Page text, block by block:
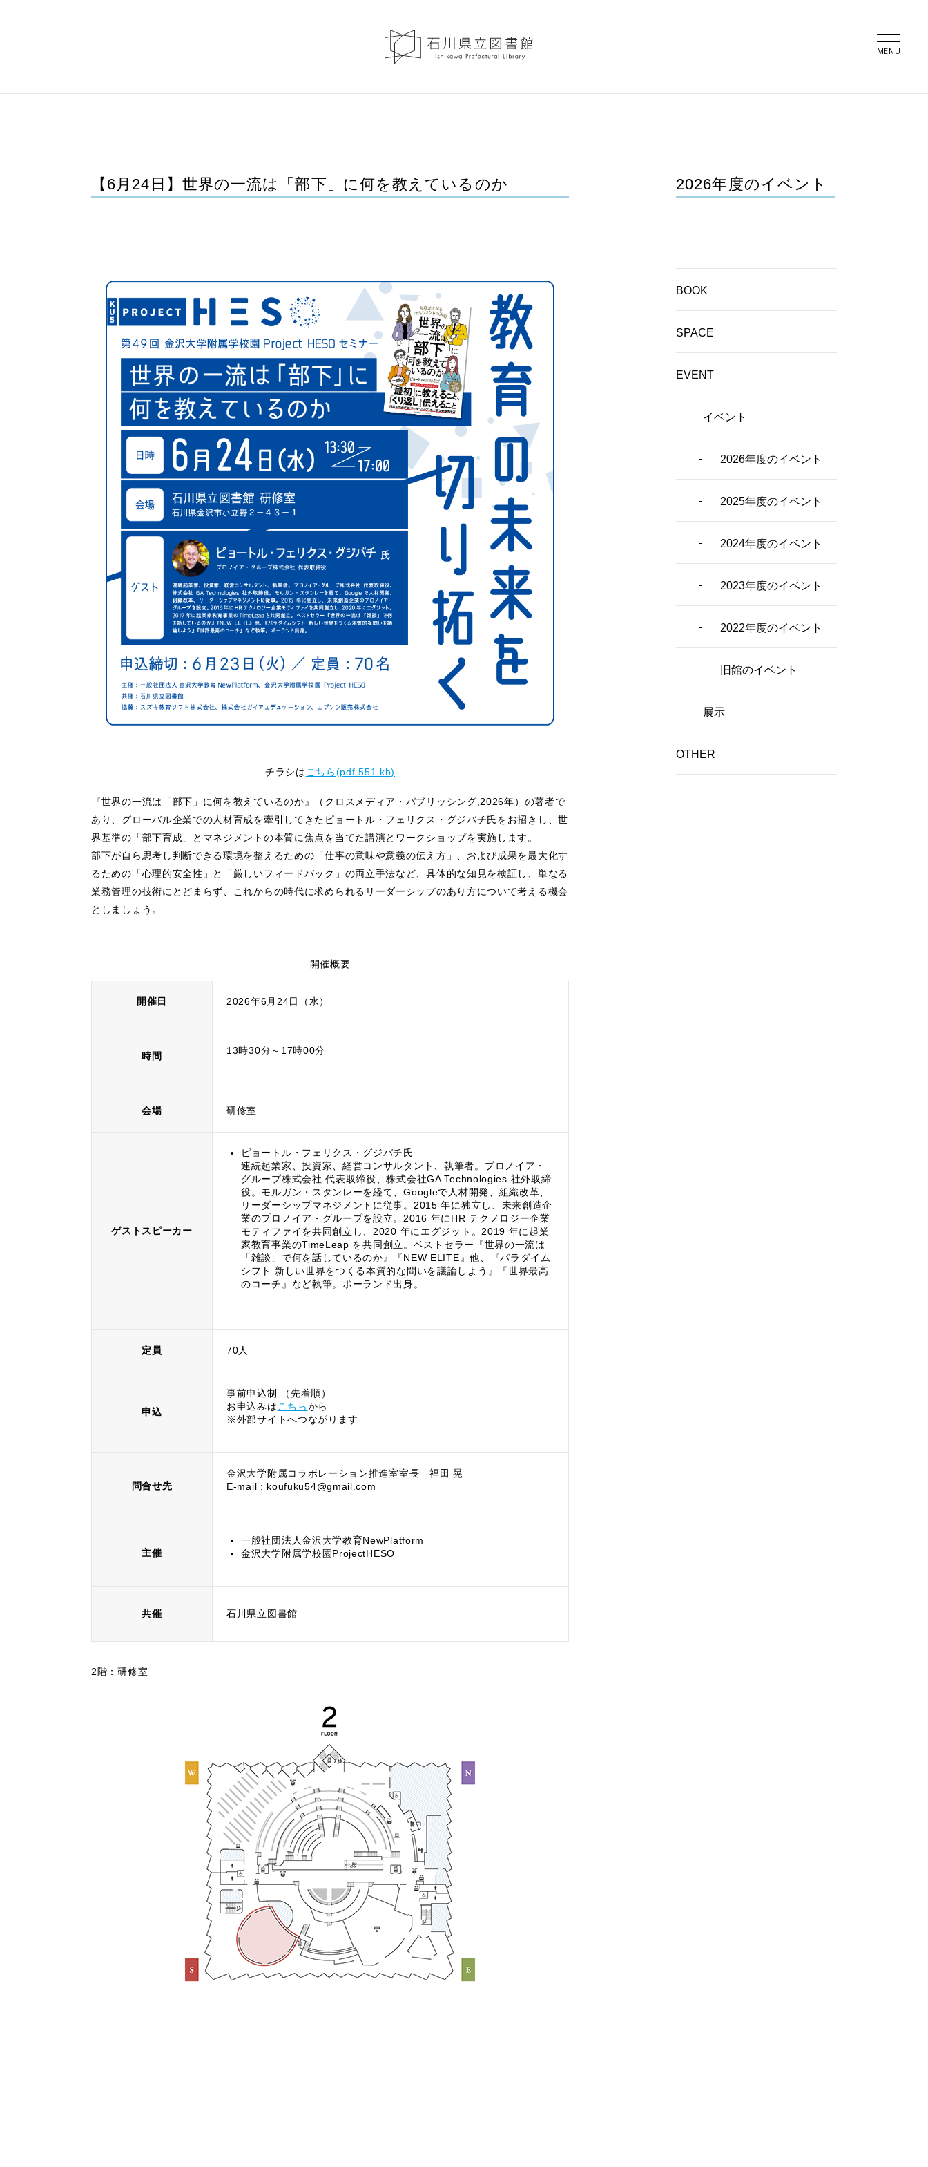
MENU
【6月24日】世界の一流は「部下」に何を教えているのか
チラシは こちら(pdf 551 kb)
『世界の一流は「部下」に何を教えているのか』（クロスメディア・パブリッシング,2026年）の著者で
あり、グローバル企業での人材育成を牽引してきたピョートル・フェリクス・グジバチ氏をお招きし、世
界基準の「部下育成」とマネジメントの本質に焦点を当てた講演とワークショップを実施します。
部下が自ら思考し判断できる環境を整えるための「仕事の意味や意義の伝え方」、および成果を最大化す
るための「心理的安全性」と「厳しいフィードバック」の両立手法など、具体的な知見を検証し、単なる
業務管理の技術にとどまらず、これからの時代に求められるリーダーシップのあり方について考える機会
としましょう。
開催概要
開催日 2026年6月24日（水）
時間 13時30分～17時00分
会場 研修室
ゲストスピーカー
ピョートル・フェリクス・グジバチ氏
連続起業家、投資家、経営コンサルタント、執筆者。プロノイア・
グループ株式会社 代表取締役、株式会社GA Technologies 社外取締
役。モルガン・スタンレーを経て、Googleで人材開発、組織改革、
リーダーシップマネジメントに従事。2015 年に独立し、未来創造企
業のプロノイア・グループを設立。2016 年にHR テクノロジー企業
モティファイを共同創立し、2020 年にエグジット。2019 年に起業
家教育事業のTimeLeap を共同創立。ベストセラー『世界の一流は
「雑談」で何を話しているのか』『NEW ELITE』他、『パラダイム
シフト 新しい世界をつくる本質的な問いを議論しよう』『世界最高
のコーチ』など執筆。ポーランド出身。
定員 70人
申込
事前申込制 （先着順）
お申込みは こちらから
※外部サイトへつながります
問合せ先
金沢大学附属コラボレーション推進室室長 福田 晃
E-mail : koufuku54@gmail.com
主催
一般社団法人金沢大学教育NewPlatform
金沢大学附属学校園ProjectHESO
共催 石川県立図書館
2階：研修室
2026年度のイベント
BOOK
SPACE
EVENT
イベント
2026年度のイベント
2025年度のイベント
2024年度のイベント
2023年度のイベント
2022年度のイベント
旧館のイベント
展示
OTHER